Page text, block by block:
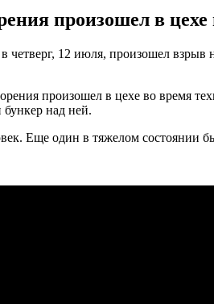
произошел в
четверг, 12 июля, произошел
произошел в цехе во время
над ней.
Еще один в тяжелом состоянии